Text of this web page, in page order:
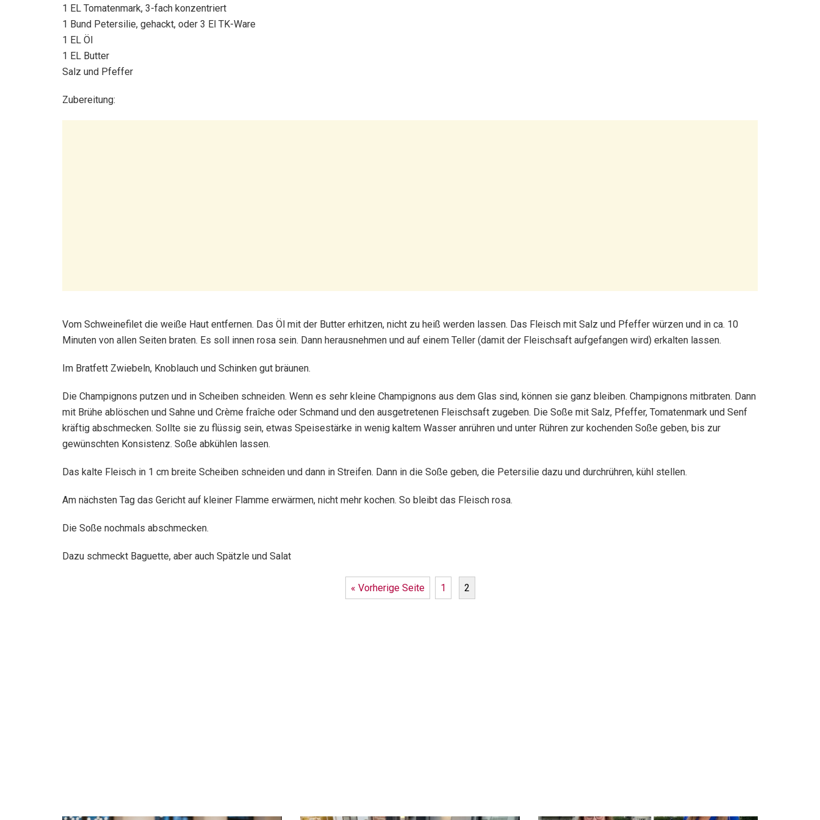
1 EL Tomatenmark, 3-fach konzentriert
1 Bund Petersilie, gehackt, oder 3 El TK-Ware
1 EL Öl
1 EL Butter
Salz und Pfeffer
Zubereitung:
Vom Schweinefilet die weiße Haut entfernen. Das Öl mit der Butter erhitzen, nicht zu heiß werden lassen. Das Fleisch mit Salz und Pfeffer würzen und in ca. 10
Minuten von allen Seiten braten. Es soll innen rosa sein. Dann herausnehmen und auf einem Teller (damit der Fleischsaft aufgefangen wird) erkalten lassen.
Im Bratfett Zwiebeln, Knoblauch und Schinken gut bräunen.
Die Champignons putzen und in Scheiben schneiden. Wenn es sehr kleine Champignons aus dem Glas sind, können sie ganz bleiben. Champignons mitbraten. Dann
mit Brühe ablöschen und Sahne und Crème fraîche oder Schmand und den ausgetretenen Fleischsaft zugeben. Die Soße mit Salz, Pfeffer, Tomatenmark und Senf
kräftig abschmecken. Sollte sie zu flüssig sein, etwas Speisestärke in wenig kaltem Wasser anrühren und unter Rühren zur kochenden Soße geben, bis zur
gewünschten Konsistenz. Soße abkühlen lassen.
Das kalte Fleisch in 1 cm breite Scheiben schneiden und dann in Streifen. Dann in die Soße geben, die Petersilie dazu und durchrühren, kühl stellen.
Am nächsten Tag das Gericht auf kleiner Flamme erwärmen, nicht mehr kochen. So bleibt das Fleisch rosa.
Die Soße nochmals abschmecken.
Dazu schmeckt Baguette, aber auch Spätzle und Salat
« Vorherige Seite 1 2